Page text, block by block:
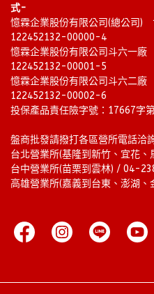
式-
憶霖企業股份有限公司(總公司)
122452132-00000-4
憶霖企業股份有限公司斗六一廠
122452132-00001-5
憶霖企業股份有限公司斗六二廠
122452132-00002-6
投保產品責任險字號：17667字
盤商批發請撥打各區營所電話洽
台北營業所(基隆到新竹、宜花
台中營業所(苗栗到雲林) / 04-
高雄營業所(嘉義到台東、澎湖